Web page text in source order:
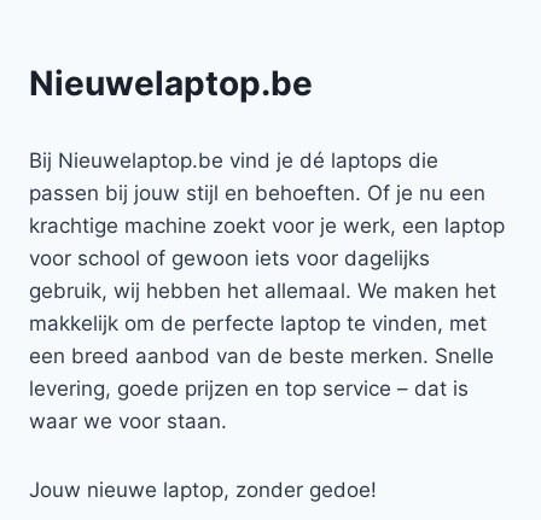
Nieuwelaptop.be
Bij Nieuwelaptop.be vind je dé laptops die
passen bij jouw stijl en behoeften. Of je nu een
krachtige machine zoekt voor je werk, een laptop
voor school of gewoon iets voor dagelijks
gebruik, wij hebben het allemaal. We maken het
makkelijk om de perfecte laptop te vinden, met
een breed aanbod van de beste merken. Snelle
levering, goede prijzen en top service – dat is
waar we voor staan.
Jouw nieuwe laptop, zonder gedoe!